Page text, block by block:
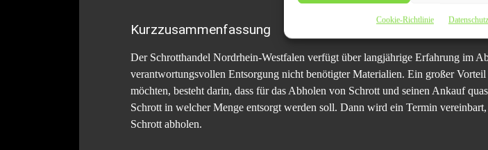
Cookie-Richtlinie
Kurzzusammenfassung
Der Schrotthandel Nordrhein-Westfalen verfügt über langjährige Erfahrung im
verantwortungsvollen Entsorgung nicht benötigter Materialien. Ein großer
möchten, besteht darin, dass für das Abholen von Schrott und seinen Ankauf
Schrott in welcher Menge entsorgt werden soll. Dann wird ein Termin
Schrott abholen.